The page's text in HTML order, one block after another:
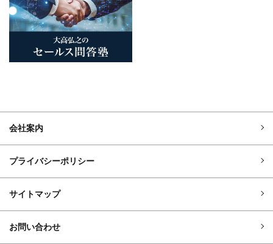
会社案内
プライバシーポリシー
サイトマップ
お問い合わせ